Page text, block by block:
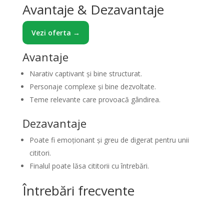
Avantaje & Dezavantaje
Vezi oferta →
Avantaje
Narativ captivant și bine structurat.
Personaje complexe și bine dezvoltate.
Teme relevante care provoacă gândirea.
Dezavantaje
Poate fi emoționant și greu de digerat pentru unii
cititori.
Finalul poate lăsa cititorii cu întrebări.
Întrebări frecvente